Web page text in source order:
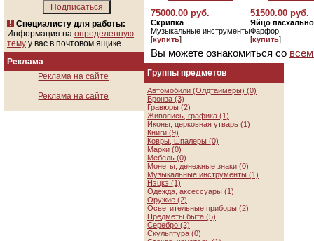
Специалисту для работы:
Информация на определенную
тему у вас в почтовом ящике.
Реклама
Реклама на сайте
Реклама на сайте
75000.00 руб.
Скрипка
Музыкальные инструменты
[купить]
51500.00 руб.
Яйцо
Фарфор
[купить]
Вы можете ознакомиться со
Группы предметов
Автомобили (Олдтаймеры) (0)
Бронза (3)
Гравюры (2)
Живопись, графика (1)
Иконы, церковная утварь (1)
Книги (9)
Ковры, шпалеры (0)
Марки (0)
Мебель (0)
Монеты, денежные знаки (0)
Музыкальные инструменты (1)
Нэцкэ (1)
Одежда, аксессуары (1)
Оружие (2)
Осветительные приборы (2)
Предметы быта (5)
Серебро (2)
Скульптура (0)